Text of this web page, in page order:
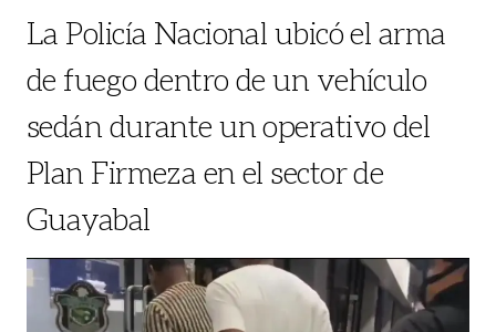
La Policía Nacional ubicó el arma
de fuego dentro de un vehículo
sedán durante un operativo del
Plan Firmeza en el sector de
Guayabal